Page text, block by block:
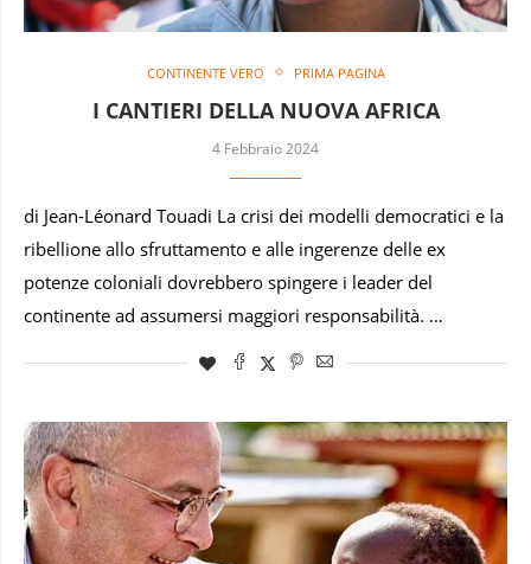
CONTINENTE VERO PRIMA PAGINA
I CANTIERI DELLA NUOVA AFRICA
4 Febbraio 2024
di Jean-Léonard Touadi La crisi dei modelli democratici e la
ribellione allo sfruttamento e alle ingerenze delle ex
potenze coloniali dovrebbero spingere i leader del
continente ad assumersi maggiori responsabilità. …